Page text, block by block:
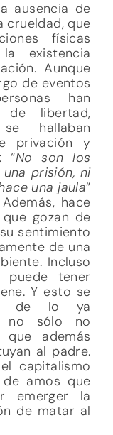
ausencia de
crueldad, que
físicas
existencia
Aunque
de eventos
han
de libertad,
hallaban
privación y
“No son los
prisión, ni
una jaula”
hace
gozan de
sentimiento
de una
Incluso
tener
Y esto se
de lo ya
no sólo no
además
al padre.
capitalismo
amos que
emerger la
de matar al